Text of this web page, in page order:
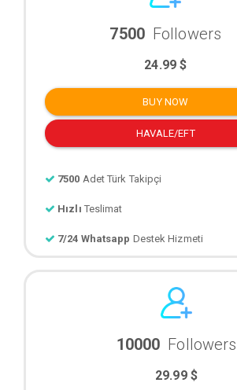
7500 Followers
24.99 $
BUY NOW
HAVALE/EFT
7500 Adet Türk Takipçi
Hızlı Teslimat
7/24 Whatsapp Destek
10000 Followers
29.99 $